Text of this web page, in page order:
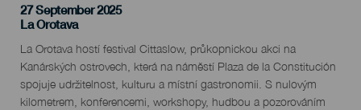
27 September 2025
Localidad
La Orotava
Descripción
del
evento
La Orotava hostí festival Cittaslow, průkopnickou akci na
Kanárských ostrovech, která na náměstí Plaza de la Constitución
spojuje udržitelnost, kulturu a místní gastronomii. S nulovým
kilometrem, konferencemi, workshopy, hudbou a pozorováním